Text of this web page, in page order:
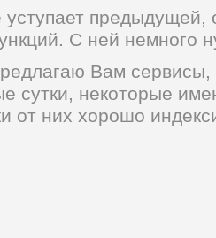
уступает
С ней немного
Вам
сутки, некоторые
от них хорошо